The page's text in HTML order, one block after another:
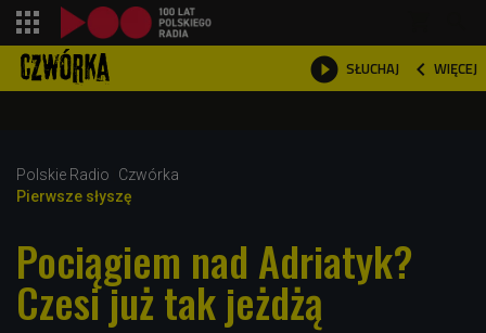
 SŁUCHAJ  WIĘCEJ

Polskie Radio
Czwórka
Pierwsze słyszę
Pociągiem nad Adriatyk?
Czesi już tak jeżdżą